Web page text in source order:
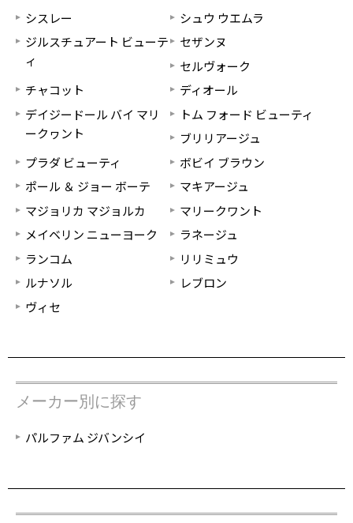
シスレー
シュウ ウエムラ
ジルスチュアート ビューテ
ィ
セザンヌ
セルヴォーク
チャコット
ディオール
デイジードール バイ マリ
ークヮント
トム フォード ビューティ
ブリリアージュ
プラダ ビューティ
ボビイ ブラウン
ポール ＆ ジョー ボーテ
マキアージュ
マジョリカ マジョルカ
マリークワント
メイベリン ニューヨーク
ラネージュ
ランコム
リリミュウ
ルナソル
レブロン
ヴィセ
メーカー別に探す
パルファム ジバンシイ